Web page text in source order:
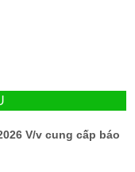
V/v cung cấp báo